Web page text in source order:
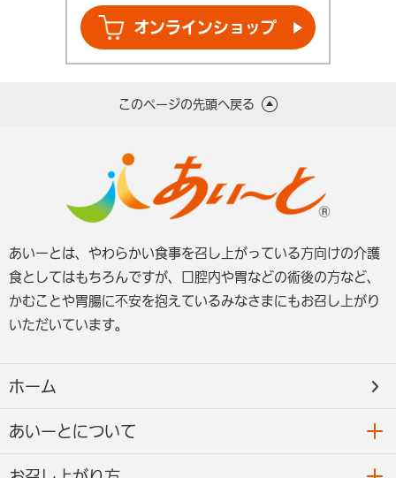
オンラインショップ
このページの先頭へ戻る
あいーとは、やわらかい食事を召し上がっている方向けの介護
食としてはもちろんですが、口腔内や胃などの術後の方など、
かむことや胃腸に不安を抱えているみなさまにもお召し上がり
いただいています。
ホーム
あいーとについて